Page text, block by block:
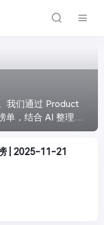
我们通过 Product
单，结合 AI 整理分
够快速浏览最新最
。
| 2025-11-21